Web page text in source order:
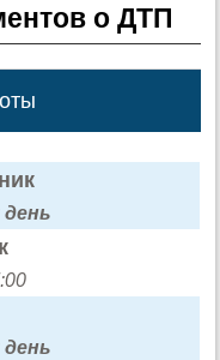
о ДТП